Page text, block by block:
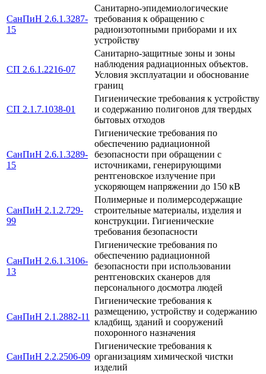
СанПиН 2.6.1.3287-
15
Санитарно-эпидемиологические
требования к обращению с
радиоизотопными приборами и их
устройству
СП 2.6.1.2216-07
Санитарно-защитные зоны и зоны
наблюдения радиационных объектов.
Условия эксплуатации и обоснование
границ
СП 2.1.7.1038-01
Гигиенические требования к устройству
и содержанию полигонов для твердых
бытовых отходов
СанПиН 2.6.1.3289-
15
Гигиенические требования по
обеспечению радиационной
безопасности при обращении с
источниками, генерирующими
рентгеновское излучение при
ускоряющем напряжении до 150 кВ
СанПиН 2.1.2.729-
99
Полимерные и полимерсодержащие
строительные материалы, изделия и
конструкции. Гигиенические
требования безопасности
СанПиН 2.6.1.3106-
13
Гигиенические требования по
обеспечению радиационной
безопасности при использовании
рентгеновских сканеров для
персонального досмотра людей
СанПиН 2.1.2882-11
Гигиенические требования к
размещению, устройству и содержанию
кладбищ, зданий и сооружений
похоронного назначения
СанПиН 2.2.2506-09
Гигиенические требования к
организациям химической чистки
изделий